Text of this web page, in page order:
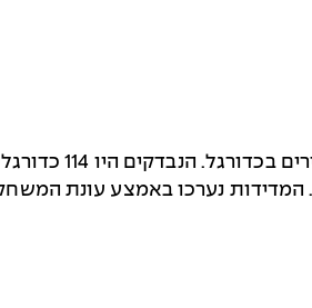
מטרת המחקר הייתה לבחון שינויים בנתונים אנתרופומטריים ומדדים של
המדידות נערכו באמצע עונת